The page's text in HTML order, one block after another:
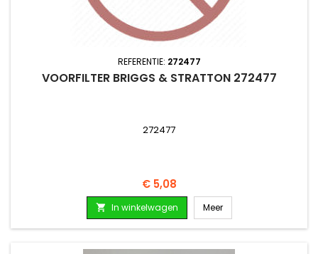
REFERENTIE: 272477
VOORFILTER BRIGGS & STRATTON 272477
272477
Prijs
€ 5,08
 In winkelwagen Meer